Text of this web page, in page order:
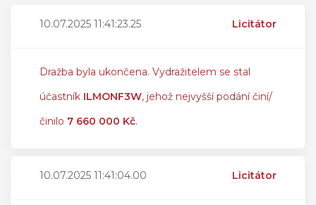
10.07.2025 11:41:23.25 Licitátor
Dražba byla ukončena. Vydražitelem se stal
účastník ILMONF3W, jehož nejvyšší podání činí/
činilo 7 660 000 Kč.
10.07.2025 11:41:04.00 Licitátor